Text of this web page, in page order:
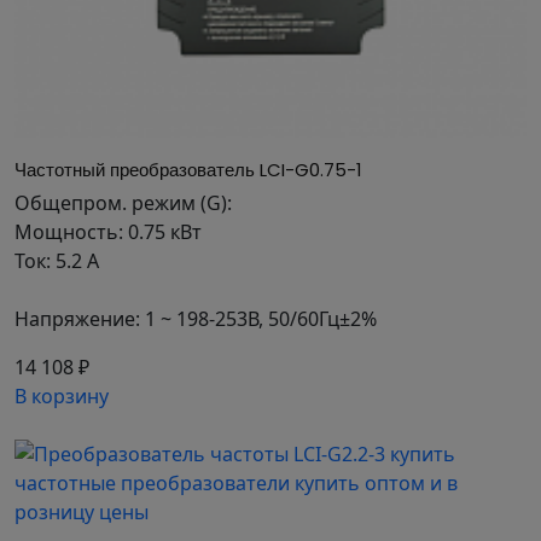
электродвигателей мощностью от 5.5 до 110 кВт.
характера нагрузки.
ДВА НАБОРА ПАРАМЕТРОВ
ЭЛЕКТРОДВИГАТЕЛЯ
первого двигателя и для второго, – и в случае
необходимости переключать привод с одной
группы параметров на другую.
ВАРИАТИВНОСТЬ
ФУНКЦИОНАЛЬНЫХ
ВОЗМОЖНОСТЕЙ
Частотный преобразователь LCI-G0.75-1
Общепром. режим (G):
Мощность: 0.75 кВт
Ток: 5.2 А
Напряжение: 1 ~ 198-253В, 50/60Гц±2%
14 108 ₽
В корзину